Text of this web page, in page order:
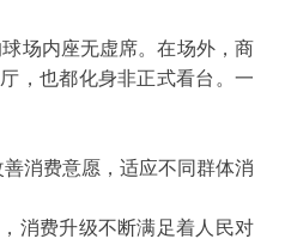
场内座无虚席。在场外，商
，也都化身非正式看台。一
消费意愿，适应不同群体消
消费升级不断满足着人民对